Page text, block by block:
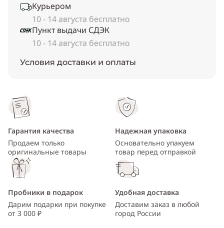
Курьером
10 - 14 августа бесплатно
Пункт выдачи СДЭК
10 - 14 августа бесплатно
Условия доставки и оплаты
Гарантия качества
Продаем только
оригинальные товары
Надежная упаковка
Основательно упакуем
товар перед отправкой
Пробники в подарок
Дарим подарки при покупке
от 3 000 ₽
Удобная доставка
Доставим заказ в любой
город России